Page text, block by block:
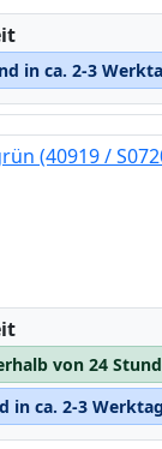
in ca. 2-3
(40919 /
von 24
in ca. 2-3